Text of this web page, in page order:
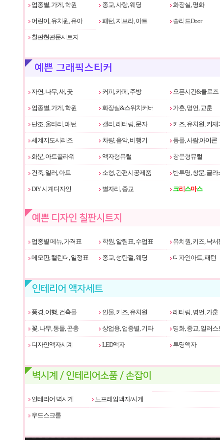
업종별, 가게, 학원 종교, 사랑, 웨딩 화장실, 명화
어린이, 유치원, 유아 패턴, 지브라, 아트 솔리드Door
칠판현관문시트지
자연, 나무, 새, 꽃 커피, 카페, 주방 오픈시간&클로즈
업종별, 가게, 학원 화장실&스위치커버 가훈, 명언, 교훈
단조, 울타리, 패턴 캘리, 레터링, 문자 키즈, 유치원, 키재
세계지도시리즈 차량, 음악, 비행기 동물, 사람,아이콘
화분, 아트플라워 액자형뮤럴 창문형뮤럴
건축, 일러, 아트 소형, 간편시공제품 반투명, 창문, 글라
DIY 시계디자인 별자리, 종교 크리 스마스
업종별 메뉴, 가격표 학원, 알림표, 수업표 유치원, 키즈, 낙서
메모판, 캘린더, 일정표 종교, 성탄절, 웨딩 디자인아트, 패턴
풍경, 여행, 건축물 인물, 키즈, 유치원 레터링, 명언, 가훈
꽃, 나무, 동물, 곤충 상업용, 업종별, 기타 명화, 종교, 일러스
디자인액자시계 LED액자 투명액자
인테리어 벽시계 노프레임액자/시계
우드스크롤